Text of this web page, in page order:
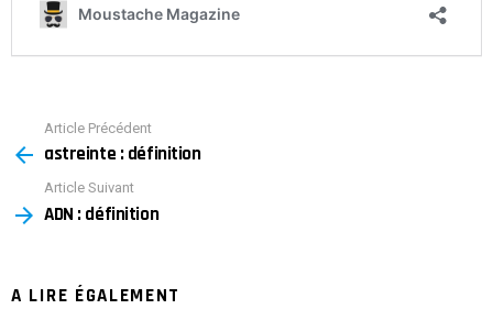
more
Article Précédent
astreinte : définition
Article Suivant
ADN : définition
A LIRE ÉGALEMENT